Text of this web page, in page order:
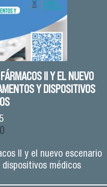
II Y EL NUEVO
Y DISPOSITIVOS
5
II y el nuevo escenario
médicos